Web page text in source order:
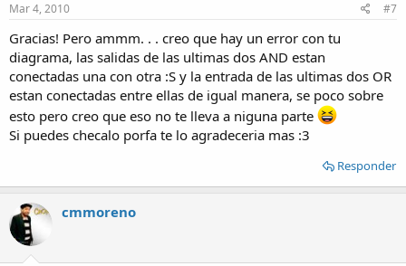
Mar 4, 2010 #7
Gracias! Pero ammm. . . creo que hay un error con tu
diagrama, las salidas de las ultimas dos AND estan
conectadas una con otra :S y la entrada de las ultimas dos OR
estan conectadas entre ellas de igual manera, se poco sobre
esto pero creo que eso no te lleva a niguna parte
Si puedes checalo porfa te lo agradeceria mas :3
Responder
cmmoreno